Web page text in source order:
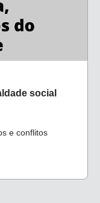
social
e conflitos